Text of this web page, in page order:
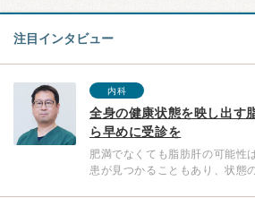
注目インタビュー
内科
全身の健康状態を映し出す
ら早めに受診を
肥満でなくても脂肪肝の可能性
患が見つかることもあり、状態